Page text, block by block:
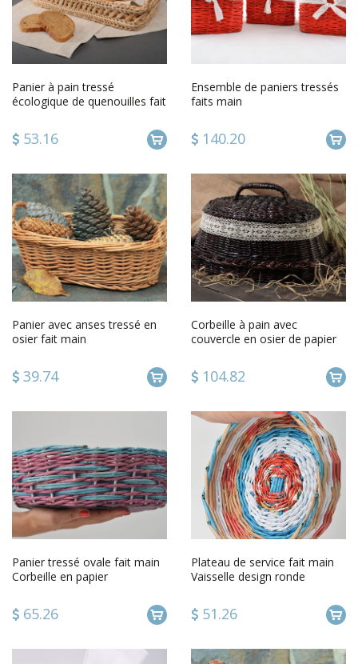
Panier à pain tressé
écologique de quenouilles fait
53.16
Ensemble de paniers tressés
faits main
140.20
Panier avec anses tressé en
osier fait main
39.74
Corbeille à pain avec
couvercle en osier de papier
104.82
Panier tressé ovale fait main
Corbeille en papier
maison
65.26
Plateau de service fait main
Vaisselle design ronde
51.26